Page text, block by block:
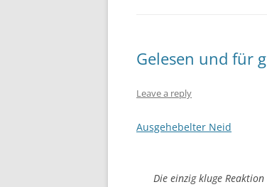
Gelesen und für
Leave a reply
Ausgehebelter Neid
Die einzig kluge